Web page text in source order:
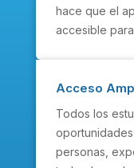
hace que el
accesible
Acceso
Todos los
personas,